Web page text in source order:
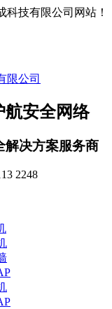
科技有限公司网站！
航安全网络
解决方案服务商
2248